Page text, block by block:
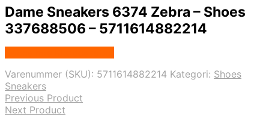
Dame Sneakers 6374 Zebra – Shoes
337688506 – 5711614882214
Varenummer (SKU): 5711614882214 Kategori: Shoes
Sneakers
Previous Product
Next Product